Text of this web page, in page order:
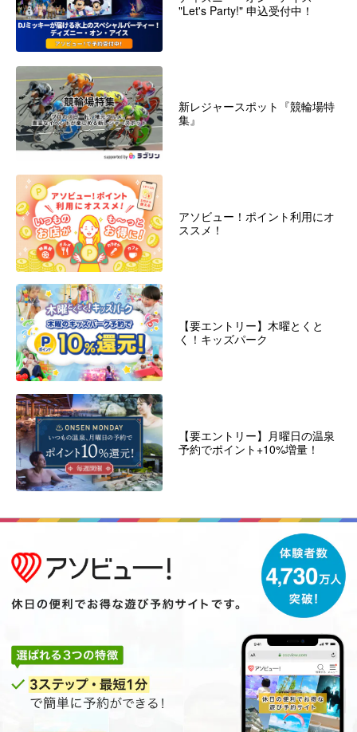
"Let's Party!" 申込受付中！
新レジャースポット『競輪場特
集』
アソビュー！ポイント利用にオ
ススメ！
【要エントリー】木曜とくと
く！キッズパーク
【要エントリー】月曜日の温泉
予約でポイント+10%増量！